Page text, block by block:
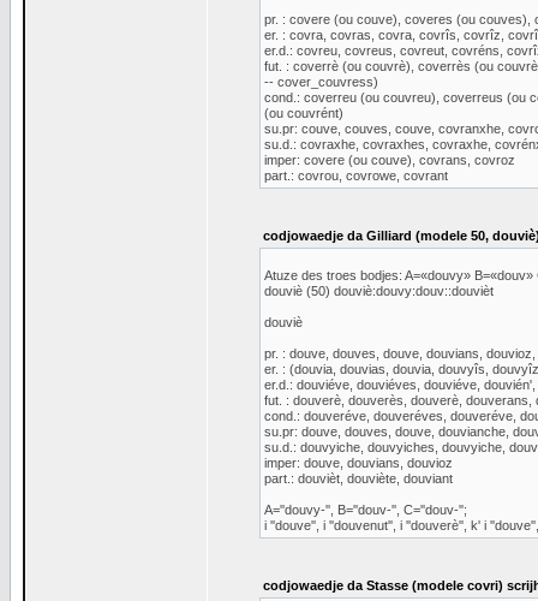
pr. : covere (ou couve), coveres (ou
er. : covra, covras, covra, covrîs, covrîz,
er.d.: covreu, covreus, covreut, covréns,
fut. : coverrè (ou couvrè), coverrès (ou
-- cover_couvress)
cond.: coverreu (ou couvreu), coverreus (ou
(ou couvrént)
su.pr: couve, couves, couve, covranxhe,
su.d.: covraxhe, covraxhes, covraxhe,
imper: covere (ou couve), covrans, covroz
part.: covrou, covrowe, covrant
codjowaedje da Gilliard (modele 50,
Atuze des troes bodjes: A=«douvy»
douviè (50) douviè:douvy:douv::douvièt
douviè
pr. : douve, douves, douve, douvians,
er. : (douvia, douvias, douvia, douvyîs,
er.d.: douviéve, douviéves, douviéve,
fut. : douverè, douverès, douverè, douverans,
cond.: douveréve, douveréves, douveréve,
su.pr: douve, douves, douve, douvianche,
su.d.: douvyiche, douvyiches, douvyiche,
imper: douve, douvians, douvioz
part.: douvièt, douviète, douviant
A=''douvy-'', B=''douv-'', C=''douv-'';
i ''douve'', i ''douvenut'', i ''douverè'', k' i
codjowaedje da Stasse (modele covri)